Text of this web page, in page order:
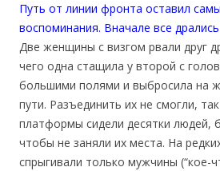
Путь от линии фронта оставил
воспоминания. Вначале все
Две женщины с визгом рвали друг
чего одна стащила у второй с
большими полями и выбросила на
пути. Разъединить их не смогли,
платформы сидели десятки людей,
чтобы не заняли их места. На
спрыгивали только мужчины (“кое-